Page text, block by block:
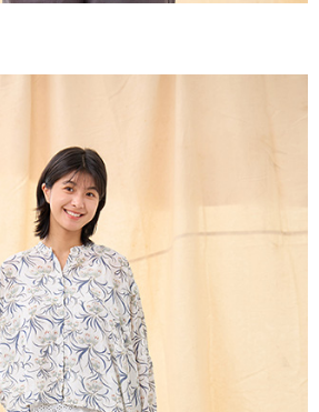
權停止該用戶之使用額度並採取法律行動。